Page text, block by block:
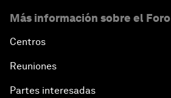
Más información sobre el Foro
Centros
Reuniones
Partes interesadas